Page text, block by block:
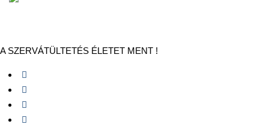
A SZERVÁTÜLTETÉS ÉLETET MENT !